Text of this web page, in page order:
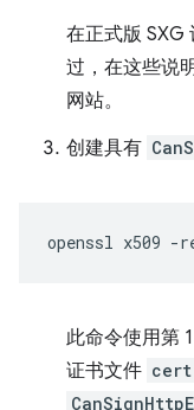
在正式版 SXG
过，在这些说
网站。
创建具有
openssl x509 -
此命令使用第
证书文件